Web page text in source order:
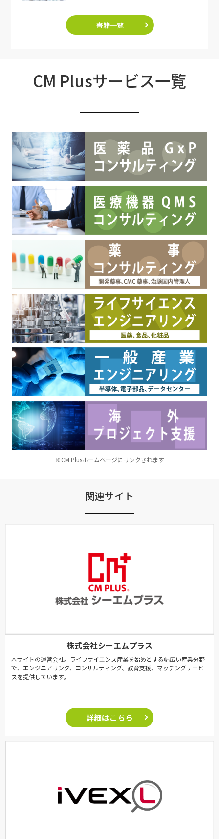
書籍一覧
CM Plusサービス一覧
※CM Plusホームページにリンクされます
関連サイト
株式会社シーエムプラス
本サイトの運営会社。ライフサイエンス産業を始めとする幅広い産業分野
で、エンジニアリング、コンサルティング、教育支援、マッチングサービ
スを提供しています。
詳細はこちら